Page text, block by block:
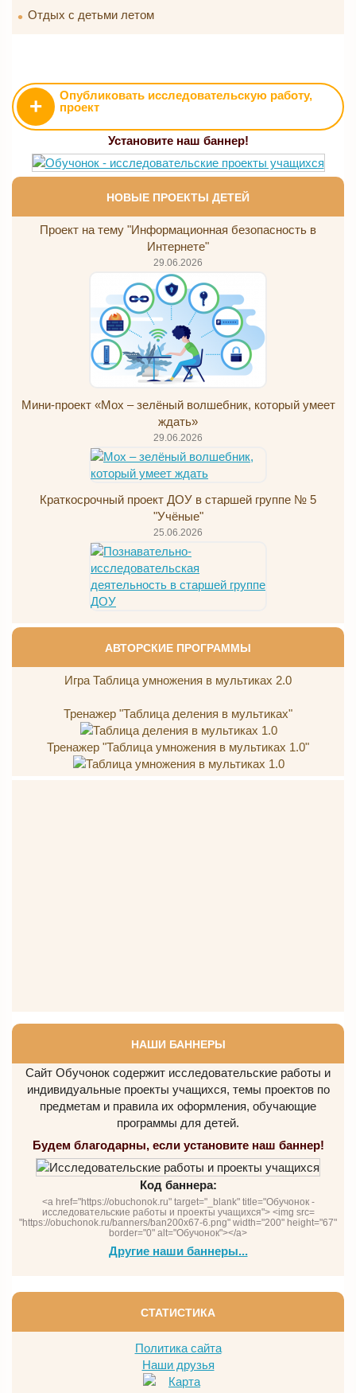
Отдых с детьми летом
+
Опубликовать исследовательскую работу,
проект
Установите наш баннер!
НОВЫЕ ПРОЕКТЫ ДЕТЕЙ
Проект на тему "Информационная безопасность в
Интернете"
29.06.2026
Мини-проект «Мох – зелёный волшебник, который умеет
ждать»
29.06.2026
Краткосрочный проект ДОУ в старшей группе № 5
"Учёные"
25.06.2026
АВТОРСКИЕ ПРОГРАММЫ
Игра Таблица умножения в мультиках 2.0
Тренажер "Таблица деления в мультиках"
Тренажер "Таблица умножения в мультиках 1.0"
НАШИ БАННЕРЫ
Сайт Обучонок содержит исследовательские работы и
индивидуальные проекты учащихся, темы проектов по
предметам и правила их оформления, обучающие
программы для детей.
Будем благодарны, если установите наш баннер!
Код баннера:
<a href="https://obuchonok.ru" target="_blank" title="Обучонок -
исследовательские работы и проекты учащихся"> <img src=
"https://obuchonok.ru/banners/ban200x67-6.png" width="200" height="67"
border="0" alt="Обучонок"></a>
Другие наши баннеры...
СТАТИСТИКА
Политика сайта
Наши друзья